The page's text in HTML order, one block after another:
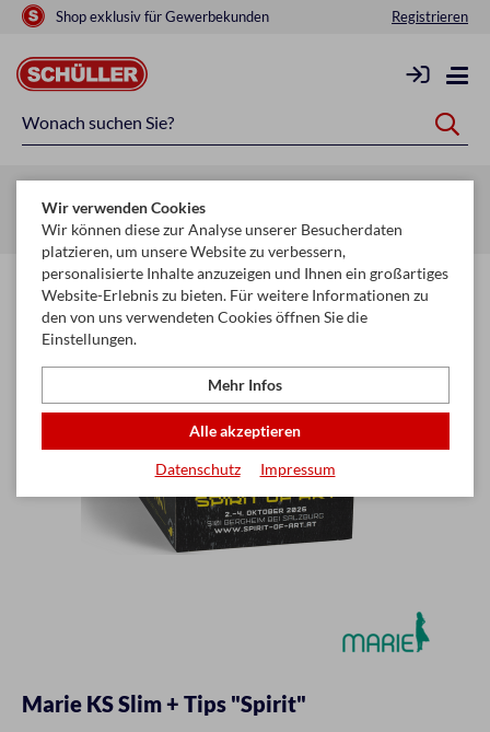
Shop exklusiv für Gewerbekunden Registrieren
Startseite Raucherbedarf Raucherzubehör Zigarettenpapier
Marie KS Slim + Tips "Spirit"
Wir verwenden Cookies
Wir können diese zur Analyse unserer Besucherdaten
platzieren, um unsere Website zu verbessern,
personalisierte Inhalte anzuzeigen und Ihnen ein großartiges
Website-Erlebnis zu bieten. Für weitere Informationen zu
den von uns verwendeten Cookies öffnen Sie die
Einstellungen.
Mehr Infos
Alle akzeptieren
Datenschutz Impressum